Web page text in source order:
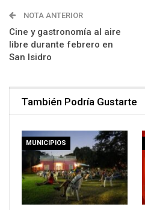
NOTA ANTERIOR
Cine y gastronomía al aire
libre durante febrero en
San Isidro
También Podría Gustarte
MUNICIPIOS